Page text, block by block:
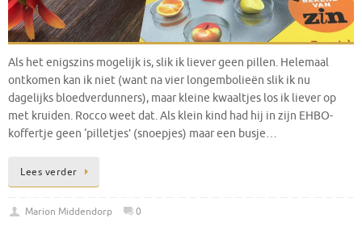
Als het enigszins mogelijk is, slik ik liever geen pillen. Helemaal
ontkomen kan ik niet (want na vier longembolieën slik ik nu
dagelijks bloedverdunners), maar kleine kwaaltjes los ik liever op
met kruiden. Rocco weet dat. Als klein kind had hij in zijn EHBO-
koffertje geen ‘pilletjes’ (snoepjes) maar een busje…
Lees verder
Marion Middendorp 0